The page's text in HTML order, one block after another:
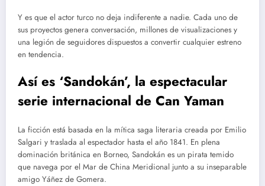
Y es que el actor turco no deja indiferente a nadie. Cada uno de
sus proyectos genera conversación, millones de visualizaciones y
una legión de seguidores dispuestos a convertir cualquier estreno
en tendencia.
Así es ‘Sandokán’, la espectacular
serie internacional de Can Yaman
La ficción está basada en la mítica saga literaria creada por Emilio
Salgari y traslada al espectador hasta el año 1841. En plena
dominación británica en Borneo, Sandokán es un pirata temido
que navega por el Mar de China Meridional junto a su inseparable
amigo Yáñez de Gomera.